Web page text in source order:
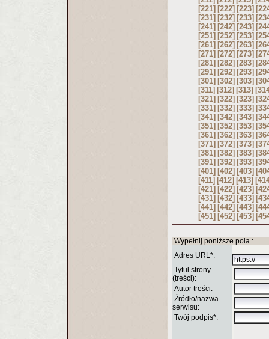
[221] [222] [223]
[231] [232] [233]
[241] [242] [243]
[251] [252] [253]
[261] [262] [263]
[271] [272] [273]
[281] [282] [283]
[291] [292] [293]
[301] [302] [303]
[311] [312] [313]
[321] [322] [323]
[331] [332] [333]
[341] [342] [343]
[351] [352] [353]
[361] [362] [363]
[371] [372] [373]
[381] [382] [383]
[391] [392] [393]
[401] [402] [403]
[411] [412] [413]
[421] [422] [423]
[431] [432] [433]
[441] [442] [443]
[451] [452] [453]
Wypełnij poniższe pola :
Adres URL*:
Tytuł strony
(treści):
Autor treści:
Źródło/nazwa
serwisu:
Twój podpis*: